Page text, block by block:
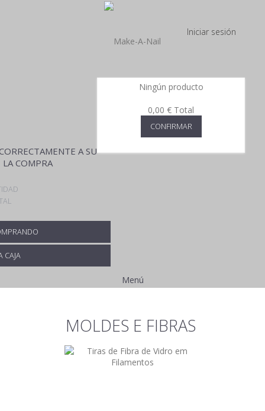
Iniciar sesión
Ningún producto
0,00 € Total
CONFIRMAR
A SU
COMPRA
CAJA
Menú
MOLDES E FIBRAS